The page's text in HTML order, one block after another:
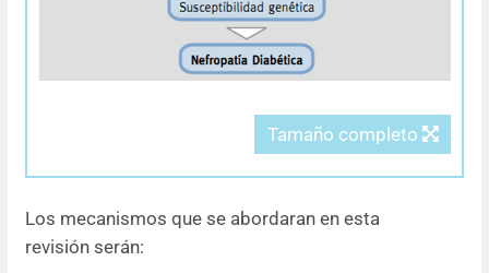
Tamaño completo
Los mecanismos que se abordaran en esta
revisión serán: